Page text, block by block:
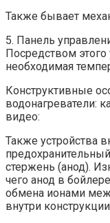
Также бывает
5. Панель
Посредством этого
необходимая
Конструктивные
водонагреватели:
видео:
Также устройства
стержень (анод).
чего анод в
обмена ионами
внутри